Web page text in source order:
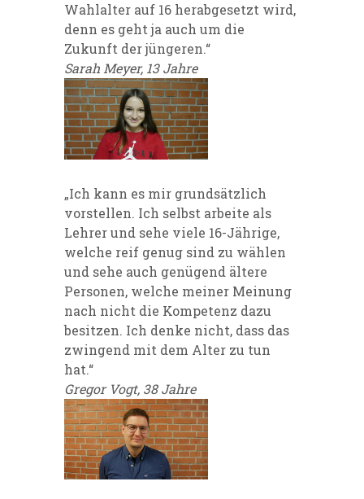
Wahlalter auf 16 herabgesetzt wird,
denn es geht ja auch um die
Zukunft der jüngeren.“
Sarah Meyer, 13 Jahre
„Ich kann es mir grundsätzlich
vorstellen. Ich selbst arbeite als
Lehrer und sehe viele 16-Jährige,
welche reif genug sind zu wählen
und sehe auch genügend ältere
Personen, welche meiner Meinung
nach nicht die Kompetenz dazu
besitzen. Ich denke nicht, dass das
zwingend mit dem Alter zu tun
hat.“
Gregor Vogt, 38 Jahre